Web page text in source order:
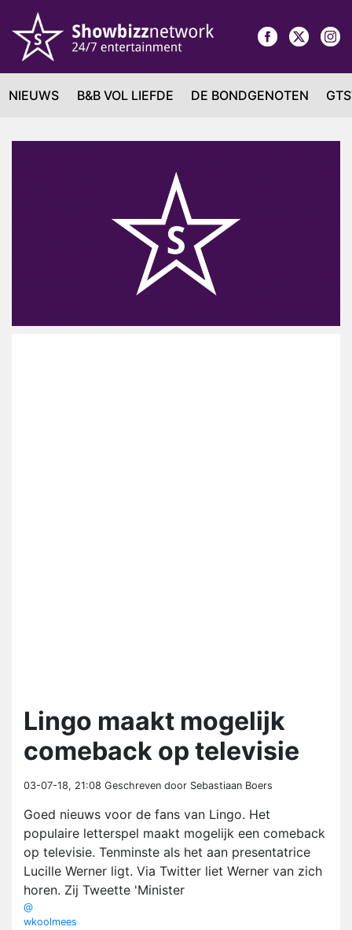
NIEUWS B&B VOL LIEFDE DE BONDGENOTEN
Lingo maakt mogelijk
comeback op televisie
03-07-18, 21:08 Geschreven door Sebastiaan Boers
Goed nieuws voor de fans van Lingo. Het
populaire letterspel maakt mogelijk een comeback
op televisie. Tenminste als het aan presentatrice
Lucille Werner ligt. Via Twitter liet Werner van zich
horen. Zij Tweette 'Minister
@
wkoolmees